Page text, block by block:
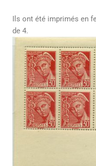
Ils ont été imprimés en
de 4.